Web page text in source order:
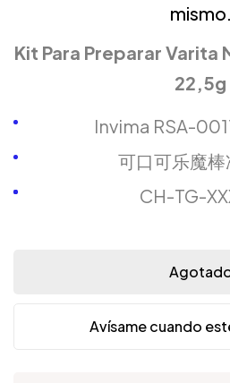
mismo.
Kit Para Preparar Varita
22,5g
Invima RSA-
可口可乐魔
CH-TG-
Avísame cuando